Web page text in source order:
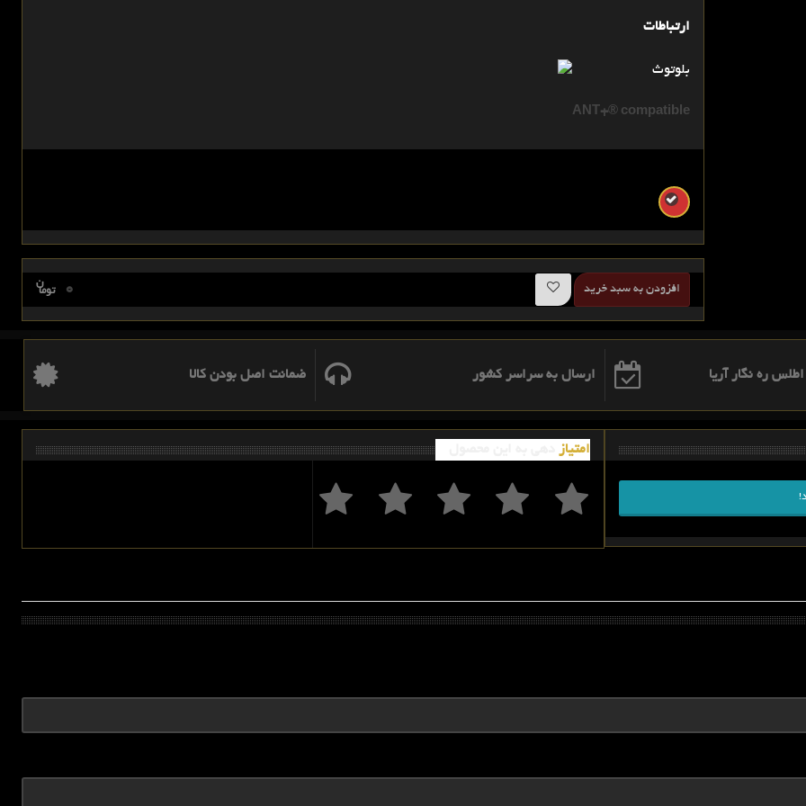
ارتباطات
بلوتوث
ANT+® compatible
افزودن به سبد خرید توما
ن 0
ارسال به سراسر کشور ضمانت اصل بودن کالا
امتیاز